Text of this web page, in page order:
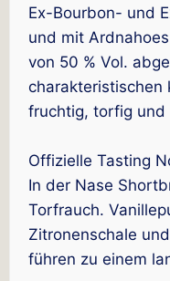
Ex-Bourbon- und
und mit
von 50 % Vol.
charakteristischen
fruchtig, torfig und
Offizielle Tasting
In der Nase
Torfrauch.
Zitronenschale
führen zu einem